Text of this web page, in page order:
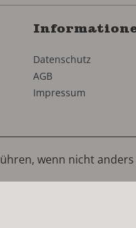
Datenschutz
AGB
Impressum
wenn nicht anders